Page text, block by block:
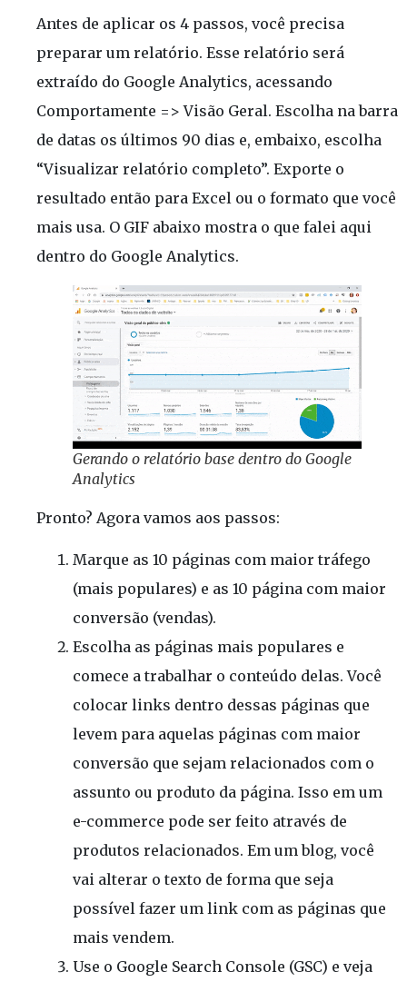
Antes de aplicar os 4 passos, você precisa
preparar um relatório. Esse relatório será
extraído do Google Analytics, acessando
Comportamente => Visão Geral. Escolha na barra
de datas os últimos 90 dias e, embaixo, escolha
“Visualizar relatório completo”. Exporte o
resultado então para Excel ou o formato que você
mais usa. O GIF abaixo mostra o que falei aqui
dentro do Google Analytics.
Gerando o relatório base dentro do Google
Analytics
Pronto? Agora vamos aos passos:
Marque as 10 páginas com maior tráfego
(mais populares) e as 10 página com maior
conversão (vendas).
Escolha as páginas mais populares e
comece a trabalhar o conteúdo delas. Você
colocar links dentro dessas páginas que
levem para aquelas páginas com maior
conversão que sejam relacionados com o
assunto ou produto da página. Isso em um
e-commerce pode ser feito através de
produtos relacionados. Em um blog, você
vai alterar o texto de forma que seja
possível fazer um link com as páginas que
mais vendem.
Use o Google Search Console (GSC) e veja